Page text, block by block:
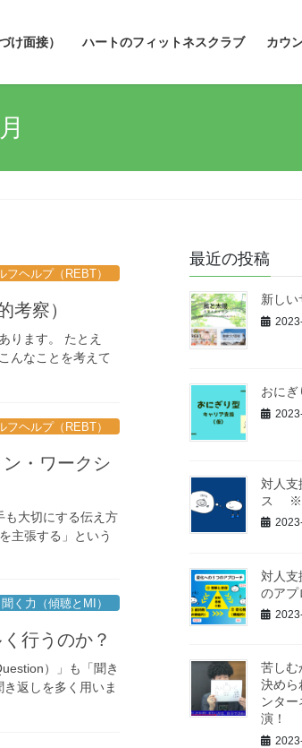
け面接） ハートのフィットネスクラブ カウ
フヘルプ（REBT）
考察）
ります。 たとえ
んなことを考えて
フヘルプ（REBT）
・ワークシ
も大切にする伝え方
主張する」という
聞く力（傾聴とMI）
行うのか？
）」も「聞き
返しを多く用いま
最近の投稿
新しい
おにぎ
対人支
ス ※
対人支
のアプ
苦しむ
決めら
ンター
演！